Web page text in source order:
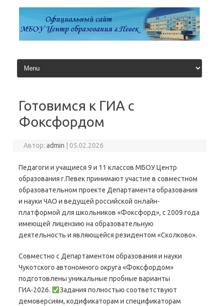
содержимому
Готовимся к ГИА с
Фоксфордом
Автор:admin 05.02.2026
Педагоги и учащиеся 9 и 11 классов МБОУ Центр
образования г.Певек принимают участие в совместном
образовательном проекте Департамента образования
и науки ЧАО и ведущей российской онлайн-
платформой для школьников «Фоксфорд», с 2009 года
имеющей лицензию на образовательную
деятельность и являющейся резидентом «Сколково».
Совместно с Департаментом образования и науки
Чукотского автономного округа «Фоксфордом»
подготовлены уникальные пробные варианты
ГИА-2026.
Задания полностью соответствуют
демоверсиям, кодификаторам и спецификаторам